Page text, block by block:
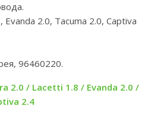
2.0, Tacuma 2.0, Captiva
96460220.
2.0 / Lacetti 1.8 / Evanda 2.0 /
2.4